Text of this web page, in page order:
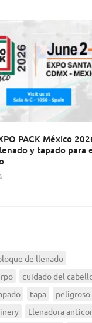
PACK México
y tapado para
de llenado
cuidado del
tapa
peligroso
Llenadora